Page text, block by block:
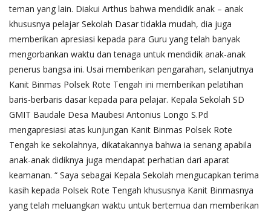
teman yang lain. Diakui Arthus bahwa mendidik anak – anak
khususnya pelajar Sekolah Dasar tidakla mudah, dia juga
memberikan apresiasi kepada para Guru yang telah banyak
mengorbankan waktu dan tenaga untuk mendidik anak-anak
penerus bangsa ini. Usai memberikan pengarahan, selanjutnya
Kanit Binmas Polsek Rote Tengah ini memberikan pelatihan
baris-berbaris dasar kepada para pelajar. Kepala Sekolah SD
GMIT Baudale Desa Maubesi Antonius Longo S.Pd
mengapresiasi atas kunjungan Kanit Binmas Polsek Rote
Tengah ke sekolahnya, dikatakannya bahwa ia senang apabila
anak-anak didiknya juga mendapat perhatian dari aparat
keamanan. “ Saya sebagai Kepala Sekolah mengucapkan terima
kasih kepada Polsek Rote Tengah khususnya Kanit Binmasnya
yang telah meluangkan waktu untuk bertemua dan memberikan